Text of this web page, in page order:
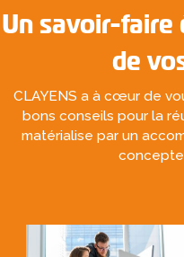
Un savoir-faire
de
CLAYENS a à cœur de
bons conseils pour la
matérialise par un